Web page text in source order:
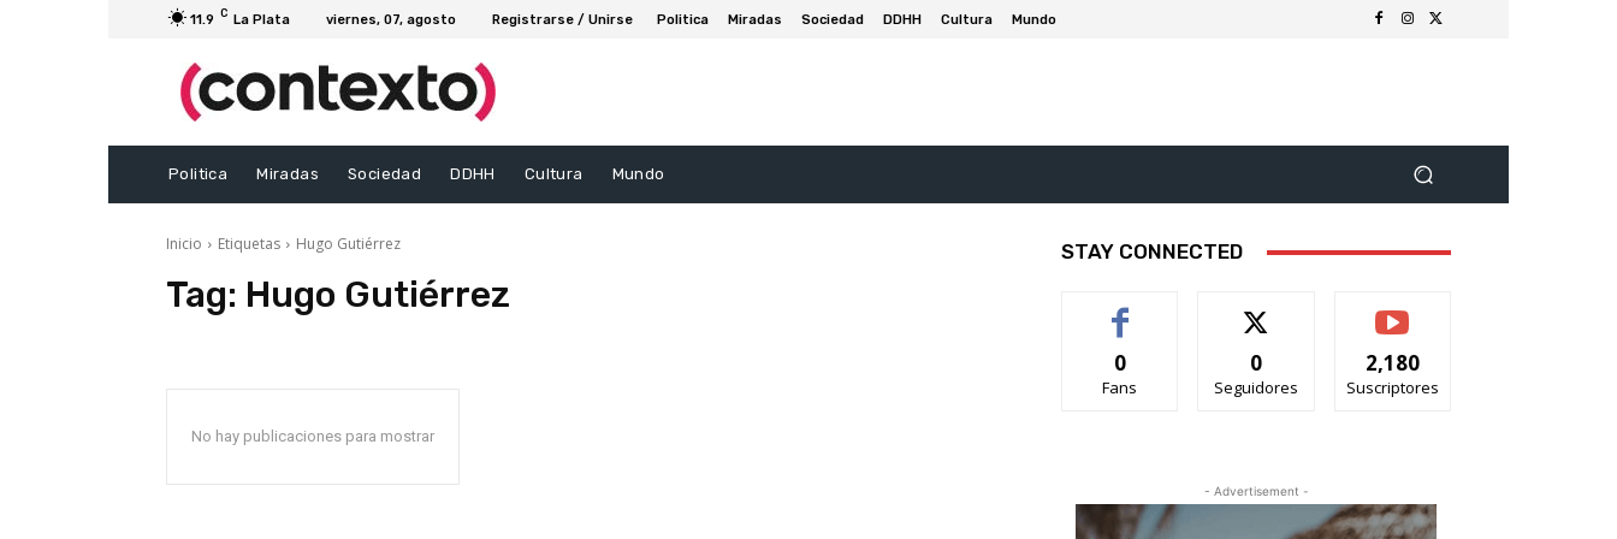
11.9 C La Plata viernes, 07, agosto Registrarse / Unirse Politica Miradas Sociedad DDHH Cultura Mundo
Politica Miradas Sociedad DDHH Cultura Mundo
Inicio Etiquetas Hugo Gutiérrez
Tag: Hugo Gutiérrez
No hay publicaciones para mostrar
STAY CONNECTED
0
Fans
0
Seguidores
2,180
Suscriptores
- Advertisement -